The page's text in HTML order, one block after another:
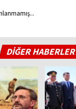
DİĞER HABERLER